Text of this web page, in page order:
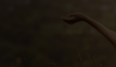
Pacotes de Férias